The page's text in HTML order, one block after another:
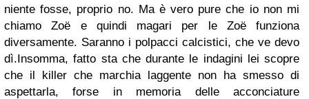
niente fosse, proprio no. Ma è vero pure che io non mi
chiamo Zoë e quindi magari per le Zoë funziona
diversamente. Saranno i polpacci calcistici, che ve devo
dì.Insomma, fatto sta che durante le indagini lei scopre
che il killer che marchia laggente non ha smesso di
aspettarla, forse in memoria delle acconciature